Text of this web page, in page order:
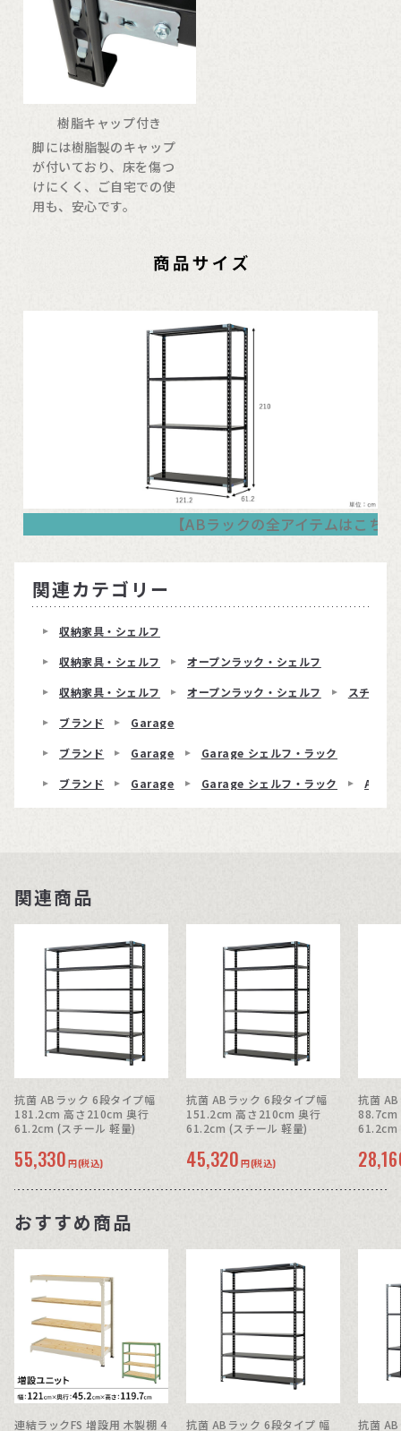
樹脂キャップ付き
脚には樹脂製のキャップ
が付いており、床を傷つ
けにくく、ご自宅での使
用も、安心です。
【ABラックの全アイテムはこち
関連カテゴリー
収納家具・シェルフ
収納家具・シェルフ
オープンラック・シェルフ
収納家具・シェルフ
オープンラック・シェルフ
スチール
ブランド
Garage
ブランド
Garage
Garage シェルフ・ラック
ブランド
Garage Garage シェルフ・ラック ABラ
関連商品
抗菌 ABラック 6段タイプ幅
181.2cm 高さ210cm 奥行
61.2cm (スチール 軽量)
55,330 円(税込)
抗菌 ABラック 6段タイプ幅
151.2cm 高さ210cm 奥行
61.2cm (スチール 軽量)
45,320 円(税込)
抗菌
88.7cm
61.2cm
おすすめ商品
連結ラックFS 増設用 木製棚 4
抗菌 ABラック 6段タイプ 幅
抗菌